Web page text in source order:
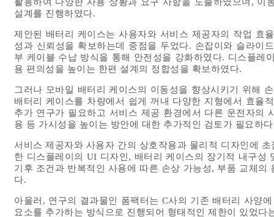
활용하여 다양한 사용 상황과 요구 사항을 도출하였으며, 이
설계를 진행하였다.
제안된 배터리 케이스는 사용자와 서비스 제공자의 작업 효
성과 신뢰성을 확보하는데 중점을 두었다. 손잡이와 슬라이
부 케이블 수납 방식을 통해 안전성을 강화하였다. 디스플레
용 편의성을 높이는 한편 설계의 정합성을 확보하였다.
그러나 모바일 배터리 케이스의 이동성을 향상시키기 위해
배터리 케이스를 차량에서 쉽게 꺼내 다양한 지형에서 효율
추가 연구가 필요하고 서비스 제공 환경에서 다른 운전자의
용 등 가시성을 높이는 방안에 대한 추가적인 검토가 필요하
서비스 제공자와 사용자 간의 상호작용과 물리적 디자인에
한 디스플레이의 UI 디자인, 배터리 케이스의 장기적 내구성
기후 조건과 반복적인 사용에 따른 손상 가능성, 부품 교체
다.
아울러, 연구의 결과물인 폼팩터는 C사의 기존 배터리 사양
요소를 추가하는 방식으로 진행되어 형태적인 제한이 있었다